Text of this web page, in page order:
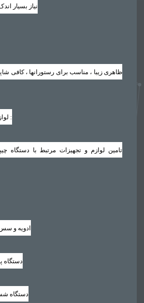
نیاز بسیار
ظاهری زیبا ، مناسب برای رستورانها ، کافی
لوازم و تجهیزات مرتبط :
تامین لوازم و تجهیزات مرتبط با دستگاه
ادویه و
دستگاه
دستگاه